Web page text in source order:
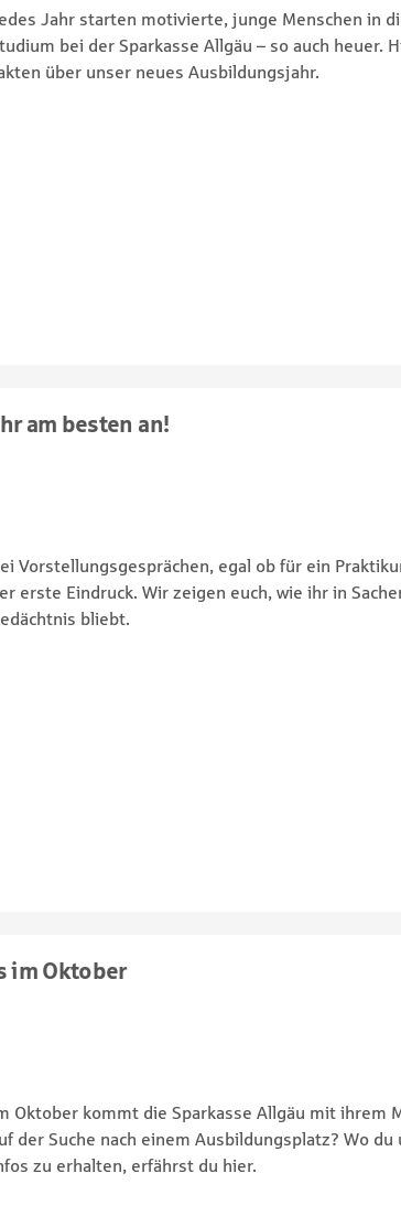
Jahr starten motivierte, junge Menschen in
bei der Sparkasse Allgäu – so auch heuer.
über unser neues Ausbildungsjahr.
am besten an!
Vorstellungsgesprächen, egal ob für ein
erste Eindruck. Wir zeigen euch, wie ihr in
bliebt.
im Oktober
Oktober kommt die Sparkasse Allgäu mit ihrem
der Suche nach einem Ausbildungsplatz? Wo
zu erhalten, erfährst du hier.